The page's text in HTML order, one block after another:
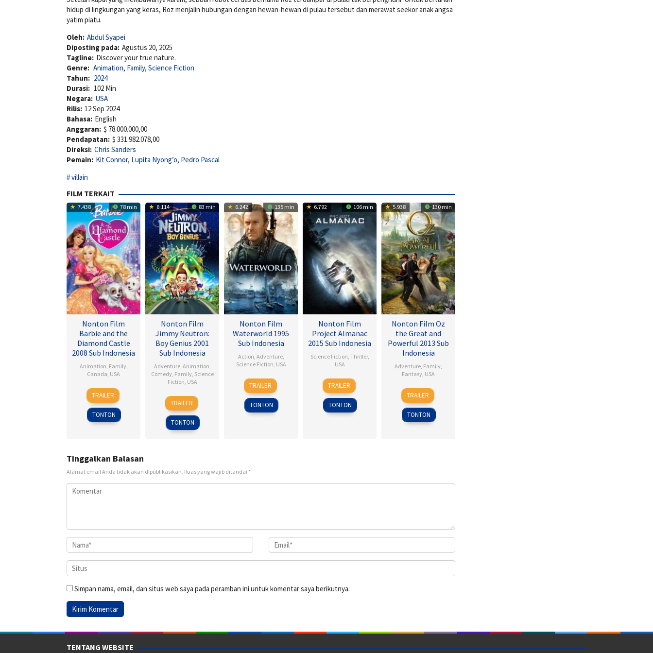
hidup di lingkungan yang keras, Roz menjalin hubungan dengan hewan-hewan di pulau tersebut dan merawat seekor anak angsa
yatim piatu.
Oleh: Abdul Syapei
Diposting pada: Agustus 20, 2025
Tagline: Discover your true nature.
Genre: Animation, Family, Science Fiction
Tahun: 2024
Durasi: 102 Min
Negara: USA
Rilis: 12 Sep 2024
Bahasa: English
Anggaran: $ 78.000.000,00
Pendapatan: $ 331.982.078,00
Direksi: Chris Sanders
Pemain: Kit Connor, Lupita Nyong’o, Pedro Pascal
villain
FILM TERKAIT
7.438 78 min
Nonton Film
Barbie and the
Diamond Castle
2008 Sub Indonesia
Animation Family,
Canada USA
3
Sep
2008
Gino
Nichele
TRAILER
TONTON
6.114 83 min
Nonton Film
Jimmy Neutron:
Boy Genius 2001
Sub Indonesia
Adventure, Animation
Comedy, Family, Science
Fiction USA
14
Dec
2001
John
A.
Davis
TRAILER
TONTON
6.242 135 min
Nonton Film
Waterworld 1995
Sub Indonesia
Action Adventure,
Science Fiction USA
28
Jul
1995
Kevin
Reynolds
TRAILER
TONTON
6.792 106 min
Nonton Film
Project Almanac
2015 Sub Indonesia
Science Fiction Thriller,
USA
28
Jan
2015
Dean
Israelite
TRAILER
TONTON
5.938 130 min
Nonton Film Oz
the Great and
Powerful 2013 Sub
Indonesia
Adventure Family
Fantasy USA
7
Mar
2013
Sam
Raimi
TRAILER
TONTON
Tinggalkan Balasan
Alamat email Anda tidak akan dipublikasikan. Ruas yang wajib ditandai *
Simpan nama, email, dan situs web saya pada peramban ini untuk komentar saya berikutnya.
TENTANG WEBSITE